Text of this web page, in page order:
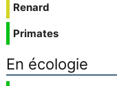
Renard
Primates
En écologie